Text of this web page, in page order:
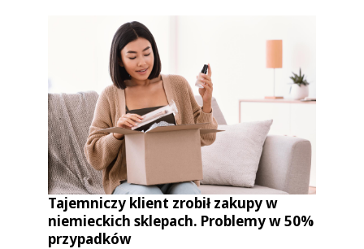
Tajemniczy klient zrobił zakupy w
niemieckich sklepach. Problemy w 50%
przypadków